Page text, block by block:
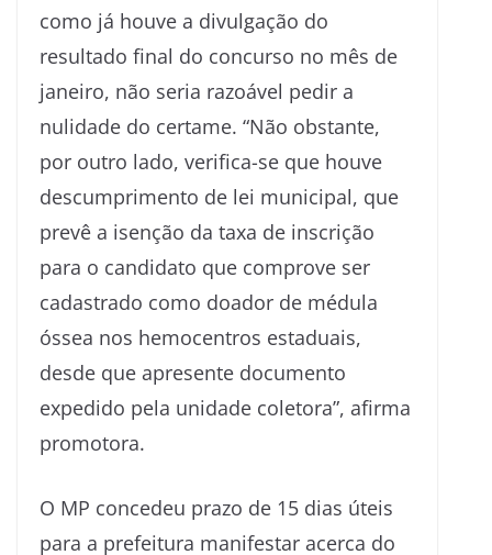
como já houve a divulgação do
resultado final do concurso no mês de
janeiro, não seria razoável pedir a
nulidade do certame. “Não obstante,
por outro lado, verifica-se que houve
descumprimento de lei municipal, que
prevê a isenção da taxa de inscrição
para o candidato que comprove ser
cadastrado como doador de médula
óssea nos hemocentros estaduais,
desde que apresente documento
expedido pela unidade coletora”, afirma
promotora.
O MP concedeu prazo de 15 dias úteis
para a prefeitura manifestar acerca do